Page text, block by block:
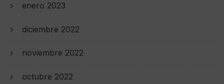
enero 2023
diciembre 2022
noviembre 2022
octubre 2022